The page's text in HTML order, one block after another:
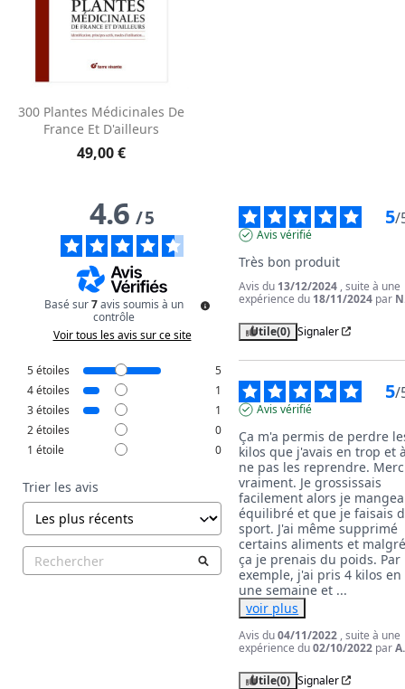
300 Plantes Médicinales De
France Et D'ailleurs
49,00 €
4.6/5
Basé sur7avis soumis à un
contrôle
Voir tous les avis sur ce site
5étoiles
5
4étoiles
1
3étoiles
1
2étoiles
0
1 étoile 0
Trier les avis
5/
Avis vérifié
Très bon produit
Avis du 13/12/2024 , suite à une
expérience du 18/11/2024 par
Utile(0) Signaler
5/
Avis vérifié
Ça m'a permis de perdre
kilos que j'avais en trop et
ne pas les reprendre.
vraiment. Je grossissais
facilement alors je
équilibré et que je faisais
sport. J'ai même supprimé
certains aliments et
ça je prenais du poids. Par
exemple, j'ai pris 4 kilos en
une semaine et ...
voir plus
Avis du04/11/2022 , suite à une
expérience du02/10/2022 par
Utile(0) Signaler